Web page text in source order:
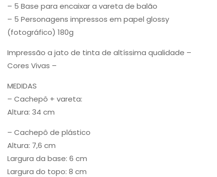
– 5 Base para encaixar a vareta de balão
– 5 Personagens impressos em papel glossy
(fotográfico) 180g
Impressão a jato de tinta de altíssima qualidade –
Cores Vivas –
MEDIDAS
– Cachepô + vareta:
Altura: 34 cm
– Cachepô de plástico
Altura: 7,6 cm
Largura da base: 6 cm
Largura do topo: 8 cm